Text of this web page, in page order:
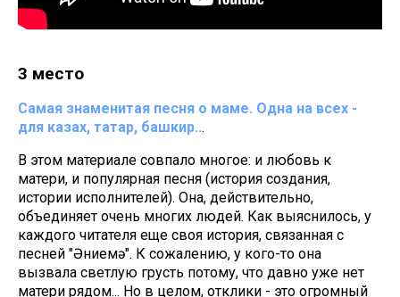
3 место
Самая знаменитая песня о маме. Одна на всех -
для казах, татар, башкир...
В этом материале совпало многое: и любовь к
матери, и популярная песня (история создания,
истории исполнителей). Она, действительно,
объединяет очень многих людей. Как выяснилось, у
каждого читателя еще своя история, связанная с
песней "Әниемә". К сожалению, у кого-то она
вызвала светлую грусть потому, что давно уже нет
матери рядом... Но в целом, отклики - это огромный